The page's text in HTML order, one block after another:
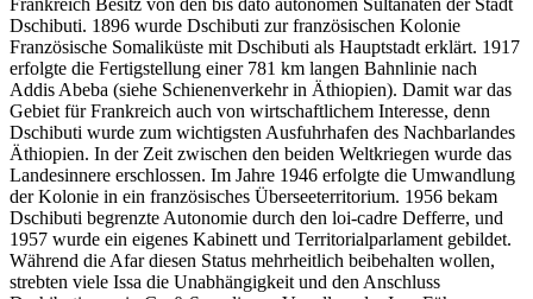
Frankreich Besitz von den bis dato autonomen Sultanaten der Stadt
Dschibuti. 1896 wurde Dschibuti zur französischen Kolonie
Französische Somaliküste mit Dschibuti als Hauptstadt erklärt. 1917
erfolgte die Fertigstellung einer 781 km langen Bahnlinie nach
Addis Abeba (siehe Schienenverkehr in Äthiopien). Damit war das
Gebiet für Frankreich auch von wirtschaftlichem Interesse, denn
Dschibuti wurde zum wichtigsten Ausfuhrhafen des Nachbarlandes
Äthiopien. In der Zeit zwischen den beiden Weltkriegen wurde das
Landesinnere erschlossen. Im Jahre 1946 erfolgte die Umwandlung
der Kolonie in ein französisches Überseeterritorium. 1956 bekam
Dschibuti begrenzte Autonomie durch den loi-cadre Defferre, und
1957 wurde ein eigenes Kabinett und Territorialparlament gebildet.
Während die Afar diesen Status mehrheitlich beibehalten wollen,
strebten viele Issa die Unabhängigkeit und den Anschluss